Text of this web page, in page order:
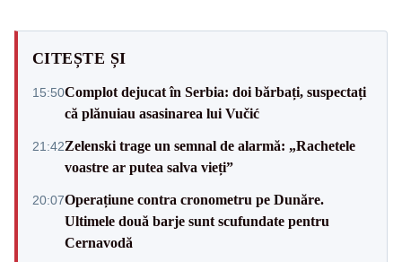
CITEȘTE ȘI
15:50Complot dejucat în Serbia: doi bărbați, suspectați
că plănuiau asasinarea lui Vučić
21:42Zelenski trage un semnal de alarmă: „Rachetele
voastre ar putea salva vieți”
20:07Operațiune contra cronometru pe Dunăre.
Ultimele două barje sunt scufundate pentru
Cernavodă